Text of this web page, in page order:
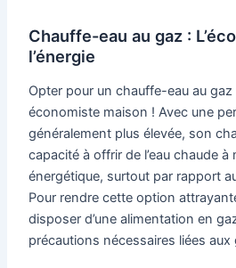
Chauffe-eau au gaz :
l’énergie
Opter pour un chauffe-eau au
économiste maison ! Avec une
généralement plus élevée, son
capacité à offrir de l’eau chaude
énergétique, surtout par rapport
Pour rendre cette option
disposer d’une alimentation en
précautions nécessaires liées